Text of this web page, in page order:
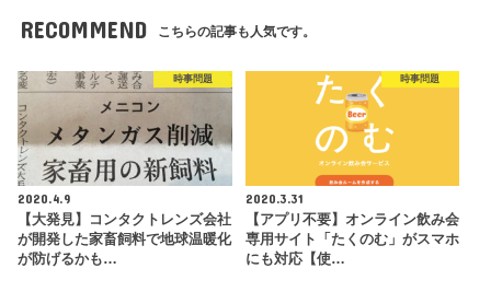
RECOMMEND こちらの記事も人気です。
時事問題
2020.4.9
【大発見】コンタクトレンズ会社
が開発した家畜飼料で地球温暖化
が防げるかも…
時事問題
2020.3.31
【アプリ不要】オンライン飲み会
専用サイト「たくのむ」がスマホ
にも対応【使…